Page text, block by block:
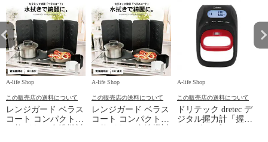
A-life Shop
この販売店の送料について
レンジガード ベラス
コート コンパクト
A-life Shop
この販売店の送料について
レンジガード ベラス
コート コンパクト
A-life Shop
この販売店の送料について
ドリテック dretec デ
ジタル握力計「握力